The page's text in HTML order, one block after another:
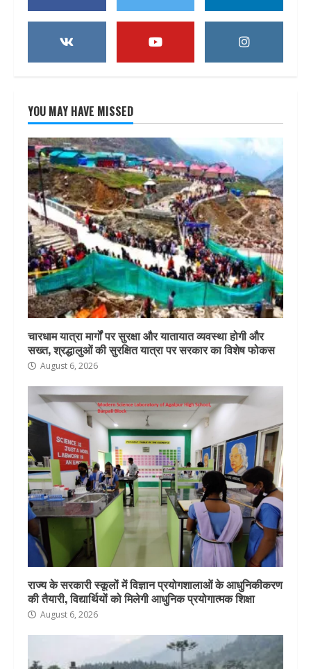
YOU MAY HAVE MISSED
चारधाम यात्रा मार्गों पर सुरक्षा और यातायात व्यवस्था होगी और
सख्त, श्रद्धालुओं की सुरक्षित यात्रा पर सरकार का विशेष फोकस
August 6, 2026
राज्य के सरकारी स्कूलों में विज्ञान प्रयोगशालाओं के आधुनिकीकरण
की तैयारी, विद्यार्थियों को मिलेगी आधुनिक प्रयोगात्मक शिक्षा
August 6, 2026